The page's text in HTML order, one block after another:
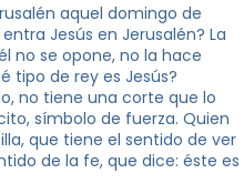
aquel domingo de
Jesús en Jerusalén? La
no se opone, no la hace
tipo de rey es Jesús?
no tiene una corte que lo
símbolo de fuerza. Quien
que tiene el sentido de ver
de la fe, que dice: éste es